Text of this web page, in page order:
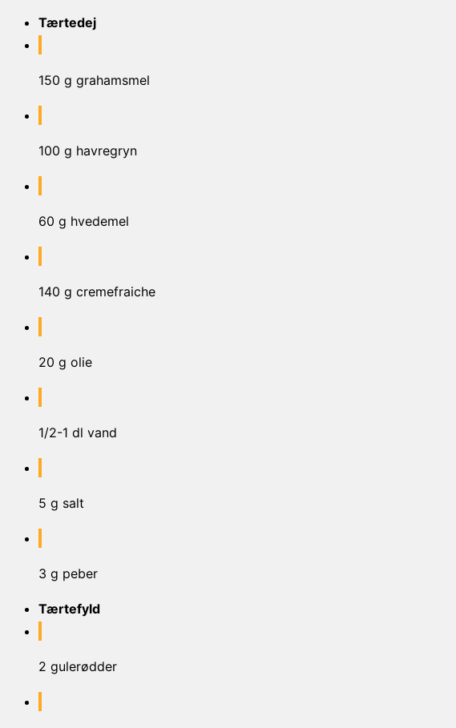
Tærtedej
150 g grahamsmel
100 g havregryn
60 g hvedemel
140 g cremefraiche
20 g olie
1/2-1 dl vand
5 g salt
3 g peber
Tærtefyld
2 gulerødder